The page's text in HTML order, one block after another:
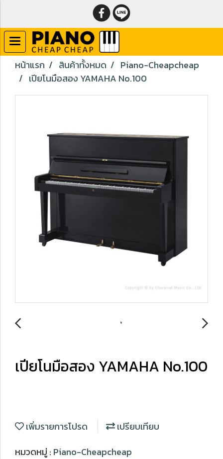
หน้าแรก สินค้าทั้งหมด
Piano-Cheapcheap
เปียโนมือสอง YAMAHA No.100
เปียโนมือสอง YAMAHA No.100
เพิ่มรายการโปรด
เปรียบเทียบ
หมวดหมู่ : Piano-Cheapcheap